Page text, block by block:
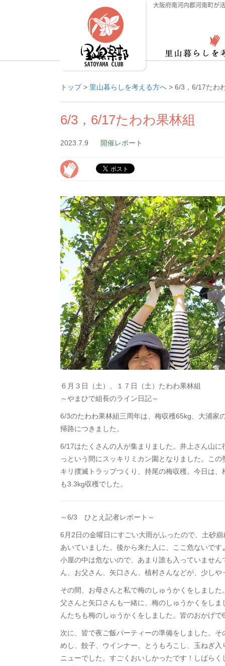
大阪府南河内郡河南町が
トップ> 里山暮らしを考える方へ > 6/3，6/17たわ
6/3，6/17たわわ果林組
2023.7.9 開催レポート
６月３日（土）、１７日（土）たわわ果林組
～やまひで組長のライン日記～
6/3のたわわ果林組三周年は、梅収穫65kg、大浦家
帰路につきました。
6/17はたくさんの人が集まりました。井上さん山
っという間にスッキリミカン園となりました。こ
キリ撲滅トラップつくり、持尾の梅収穫。今日は
も3.3kg収穫でした。
～6/3 ひとえ記者レポート～
6月2日の金曜日にすごい大雨がふったので、土砂
あいていました。後から来た人に、ここ危ないで
小屋の中は危ないので、あまり誰も入っていませ
ん、お父さん、矢口さん、植村さんなどが、少し
その間、お母さんと私で梅のしゅうかくをしまし
父さんと矢口さんも一緒に、梅のしゅうかくをし
んたちも梅のしゅうかくをしました。皆のおかげ
次に、皆で夜ご飯パーティーの準備をしました。
めし、餃子、ウインナー、とうもろこし、玉ねぎ
ニューでした。すごくおいしかったです！しばら